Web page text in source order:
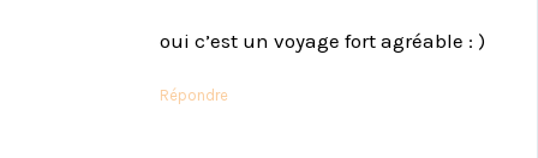
oui c’est un voyage fort agréable : )
Répondre